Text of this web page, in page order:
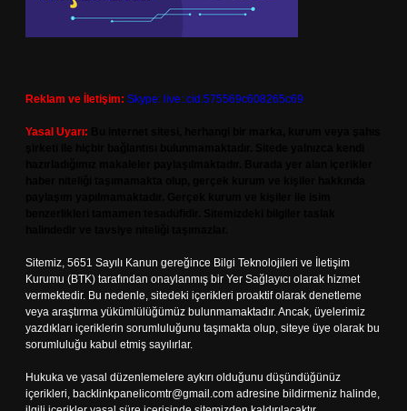
Reklam ve İletişim: Skype: live:.cid.575569c608265c69
Yasal Uyarı:
Sitemiz, 5651 Sayılı Kanun gereğince Bilgi Teknolojileri ve İletişim
Kurumu (BTK) tarafından onaylanmış bir Yer Sağlayıcı olarak hizmet
vermektedir. Bu nedenle, sitedeki içerikleri proaktif olarak denetleme
veya araştırma yükümlülüğümüz bulunmamaktadır. Ancak, üyelerimiz
yazdıkları içeriklerin sorumluluğunu taşımakta olup, siteye üye olarak bu
sorumluluğu kabul etmiş sayılırlar.
Hukuka ve yasal düzenlemelere aykırı olduğunu düşündüğünüz
içerikleri, backlinkpanelicomtr@gmail.com adresine bildirmeniz halinde,